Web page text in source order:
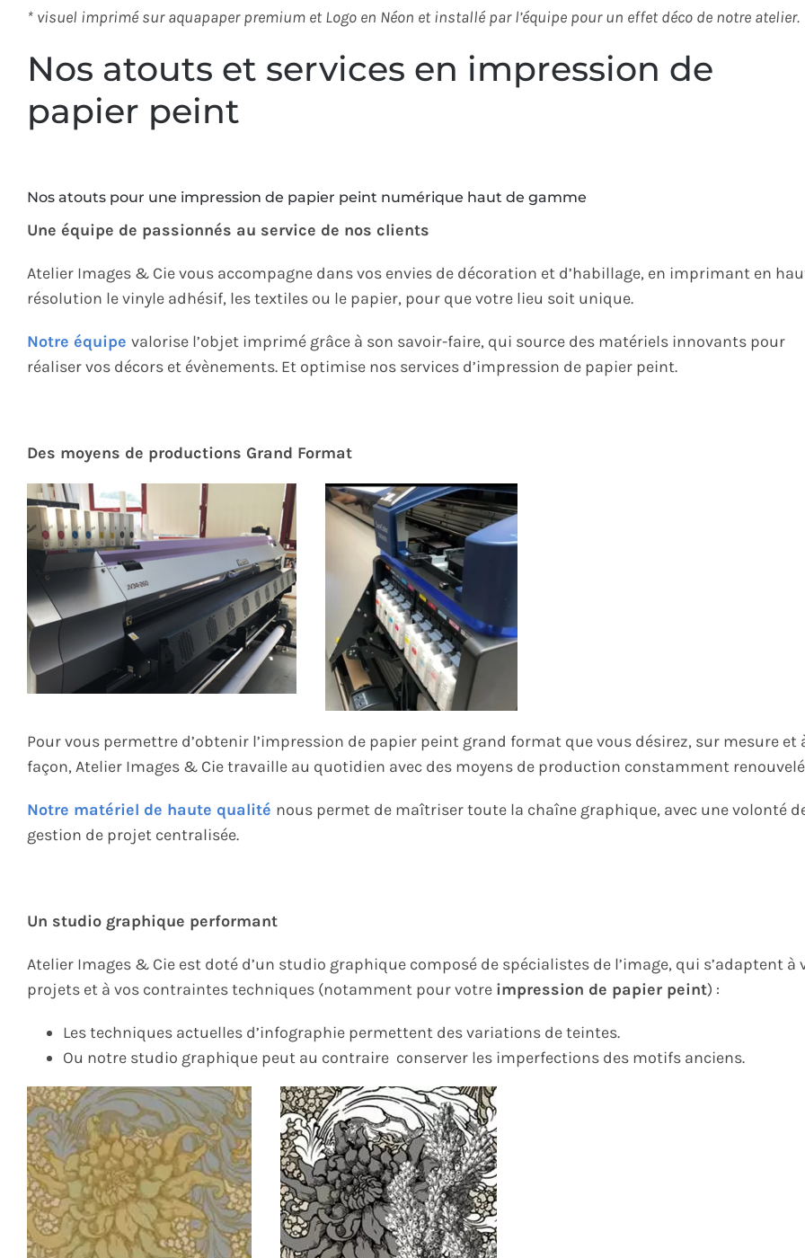
* visuel imprimé sur aquapaper premium et Logo en Néon et installé par l’équipe pour un effet déco de notre atelier.
Nos atouts et services en impression de
papier peint
Nos atouts pour une impression de papier peint numérique haut de gamme
Une équipe de passionnés au service de nos clients
Atelier Images & Cie vous accompagne dans vos envies de décoration et d’habillage, en imprimant en
résolution le vinyle adhésif, les textiles ou le papier, pour que votre lieu soit unique.
Notre équipe valorise l’objet imprimé grâce à son savoir-faire, qui source des matériels innovants pour
réaliser vos décors et évènements. Et optimise nos services d’impression de papier peint.
Des moyens de productions Grand Format
Pour vous permettre d’obtenir l’impression de papier peint grand format que vous désirez, sur mesure et
façon, Atelier Images & Cie travaille au quotidien avec des moyens de production constamment
Notre matériel de haute qualité nous permet de maîtriser toute la chaîne graphique, avec une volonté
gestion de projet centralisée.
Un studio graphique performant
Atelier Images & Cie est doté d’un studio graphique composé de spécialistes de l’image, qui s’adaptent à
projets et à vos contraintes techniques (notamment pour votre impression de papier peint) :
Les techniques actuelles d’infographie permettent des variations de teintes.
Ou notre studio graphique peut au contraire conserver les imperfections des motifs anciens.